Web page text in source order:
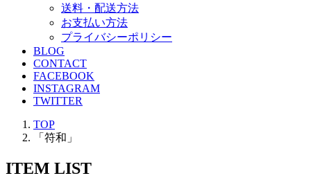
送料・配送方法
お支払い方法
プライバシーポリシー
BLOG
CONTACT
FACEBOOK
INSTAGRAM
TWITTER
TOP
「符和」
ITEM LIST